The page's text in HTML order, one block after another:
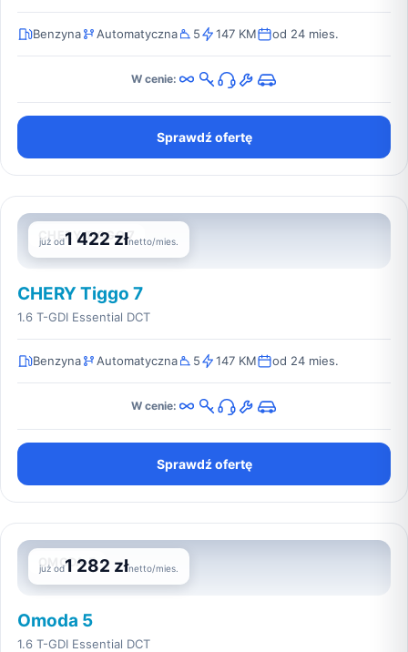
Benzyna Automatyczna 5 147 KM od 24 mies.
W cenie:
Sprawdź ofertę
CHERY TIGGO 7
już od1 422 złnetto/mies.
CHERY Tiggo 7
1.6 T-GDI Essential DCT
Benzyna Automatyczna 5 147 KM od 24 mies.
W cenie:
Sprawdź ofertę
OMODA 5
już od1 282 złnetto/mies.
Omoda 5
1.6 T-GDI Essential DCT